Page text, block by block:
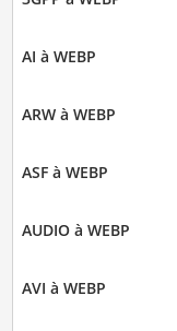
AI à WEBP
ARW à WEBP
ASF à WEBP
AUDIO à WEBP
AVI à WEBP